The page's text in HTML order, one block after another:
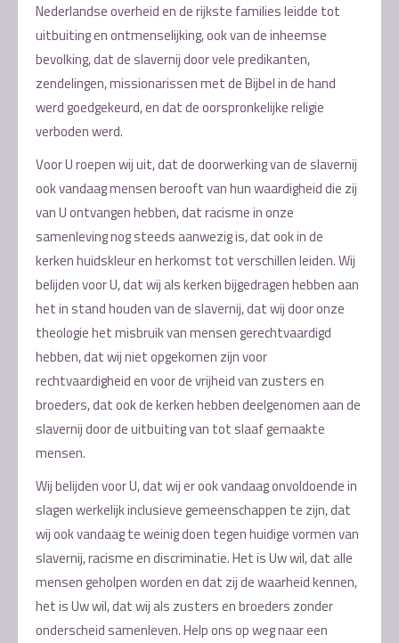
Nederlandse overheid en de rijkste families leidde tot
uitbuiting en ontmenselijking, ook van de inheemse
bevolking, dat de slavernij door vele predikanten,
zendelingen, missionarissen met de Bijbel in de hand
werd goedgekeurd, en dat de oorspronkelijke religie
verboden werd.
Voor U roepen wij uit, dat de doorwerking van de slavernij
ook vandaag mensen berooft van hun waardigheid die zij
van U ontvangen hebben, dat racisme in onze
samenleving nog steeds aanwezig is, dat ook in de
kerken huidskleur en herkomst tot verschillen leiden. Wij
belijden voor U, dat wij als kerken bijgedragen hebben aan
het in stand houden van de slavernij, dat wij door onze
theologie het misbruik van mensen gerechtvaardigd
hebben, dat wij niet opgekomen zijn voor
rechtvaardigheid en voor de vrijheid van zusters en
broeders, dat ook de kerken hebben deelgenomen aan de
slavernij door de uitbuiting van tot slaaf gemaakte
mensen.
Wij belijden voor U, dat wij er ook vandaag onvoldoende in
slagen werkelijk inclusieve gemeenschappen te zijn, dat
wij ook vandaag te weinig doen tegen huidige vormen van
slavernij, racisme en discriminatie. Het is Uw wil, dat alle
mensen geholpen worden en dat zij de waarheid kennen,
het is Uw wil, dat wij als zusters en broeders zonder
onderscheid samenleven. Help ons op weg naar een